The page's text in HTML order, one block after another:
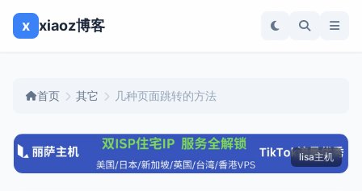
x xiaoz博客
首页 其它 几种页面跳转的方法
lisa主机